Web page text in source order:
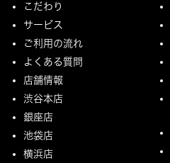
こだわり
サービス
ご利用の流れ
よくある質問
店舗情報
渋谷本店
銀座店
池袋店
横浜店